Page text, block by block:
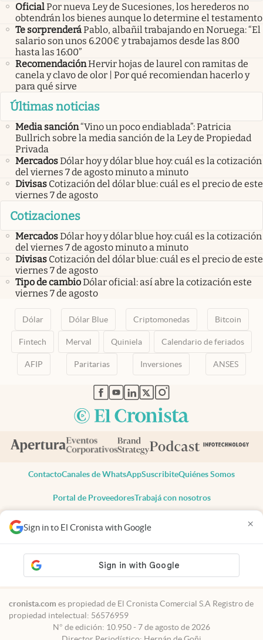
Sign in to El Cronista with Google ×
OficialPor nueva Ley de Sucesiones, los herederos no
obtendrán los bienes aunque lo determine el testamento
Te sorprenderáPablo, albañil trabajando en Noruega: “El
salario son unos 6.200€ y trabajamos desde las 8:00
hasta las 16:00”
RecomendaciónHervir hojas de laurel con ramitas de
canela y clavo de olor | Por qué recomiendan hacerlo y
para qué sirve
Últimas noticias
Media sanción“Vino un poco endiablada”: Patricia
Bullrich sobre la media sanción de la Ley de Propiedad
Privada
MercadosDólar hoy y dólar blue hoy: cuál es la cotización
del viernes 7 de agosto minuto a minuto
Divisas Cotización del dólar blue: cuál es el precio de este
viernes 7 de agosto
Cotizaciones
MercadosDólar hoy y dólar blue hoy: cuál es la cotización
del viernes 7 de agosto minuto a minuto
Divisas Cotización del dólar blue: cuál es el precio de este
viernes 7 de agosto
Tipo de cambioDólar oficial: así abre la cotización este
viernes 7 de agosto
Dólar Dólar Blue Criptomonedas Bitcoin
Fintech Merval Quiniela Calendario de feriados
AFIP Paritarias Inversiones ANSES
abre en nueva pestaña
abre en nueva pestaña
abre en nueva pestaña
abre en nueva pestaña
abre en nueva pestaña
ContactoCanales de WhatsAppSuscribiteQuiénes Somos
Portal de ProveedoresTrabajá con nosotros
Todos los derechos reservados
Privacidad
Consentimiento
Tel:+54 11 7078-3270
cronista.com es propiedad de El Cronista Comercial S.A Registro de
propiedad intelectual: 56576959
N° de edición: 10.950 - 7 de agosto de 2026